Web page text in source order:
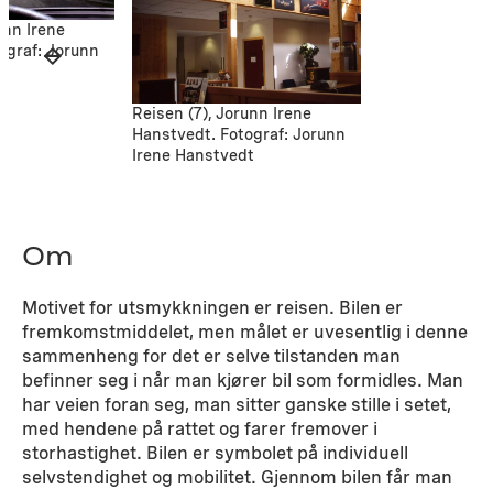
Irene
Jorunn
Reisen (7), Jorunn Irene
Hanstvedt. Fotograf: Jorunn
Irene Hanstvedt
Om
Motivet for utsmykkningen er reisen. Bilen er
fremkomstmiddelet, men målet er uvesentlig i denne
sammenheng for det er selve tilstanden man
befinner seg i når man kjører bil som formidles. Man
har veien foran seg, man sitter ganske stille i setet,
med hendene på rattet og farer fremover i
storhastighet. Bilen er symbolet på individuell
selvstendighet og mobilitet. Gjennom bilen får man